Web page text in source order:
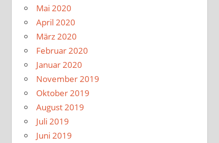
Mai 2020
April 2020
März 2020
Februar 2020
Januar 2020
November 2019
Oktober 2019
August 2019
Juli 2019
Juni 2019